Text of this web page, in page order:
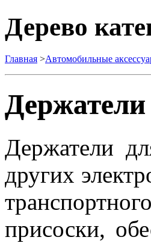
Дерево
Главная >Автомобильные
Держатели
Держатели
других
присоски,